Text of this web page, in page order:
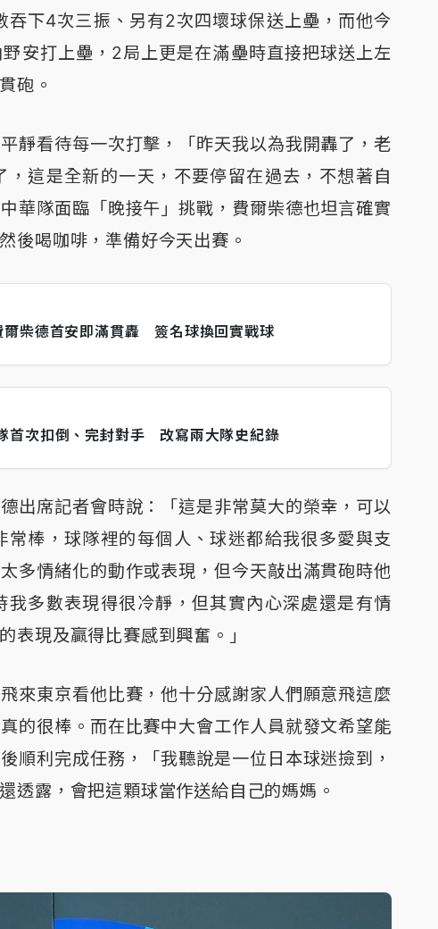
下4次三振、另有2次四壞球保送上壘，而他今
安打上壘，2局上更是在滿壘時直接把球送上左
砲。
靜看待每一次打擊，「昨天我以為我開轟了，老
這是全新的一天，不要停留在過去，不想著自
華隊面臨「晚接午」挑戰，費爾柴德也坦言確實
後喝咖啡，準備好今天出賽。
爾柴德首安即滿貫轟 簽名球換回實戰球
首次扣倒、完封對手 改寫兩大隊史紀錄
出席記者會時說：「這是非常莫大的榮幸，可以
棒，球隊裡的每個人、球迷都給我很多愛與支
多情緒化的動作或表現，但今天敲出滿貫砲時他
多數表現得很冷靜，但其實內心深處還是有情
表現及贏得比賽感到興奮。」
來東京看他比賽，他十分感謝家人們願意飛這麼
的很棒。而在比賽中大會工作人員就發文希望能
順利完成任務，「我聽說是一位日本球迷撿到，
透露，會把這顆球當作送給自己的媽媽。